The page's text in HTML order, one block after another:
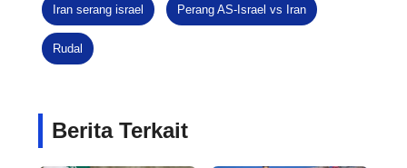
Iran serang israel Perang AS-Israel vs Iran
Rudal
Berita Terkait